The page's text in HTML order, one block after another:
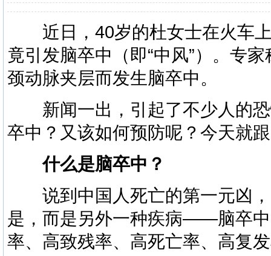
近日，40岁的杜女士在火车上
竟引发脑卒中（即“中风”）。专
颈动脉夹层而发生脑卒中。
新闻一出，引起了不少人的恐
卒中？又该如何预防呢？今天就
什么是脑卒中？
说到中国人死亡的第一元凶，
是，而是另外一种疾病——脑卒中
率、高致残率、高死亡率、高复